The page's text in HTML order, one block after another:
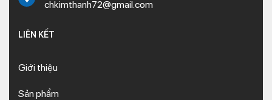
chkimthanh72@gmail.com
LIÊN KẾT
Giới thiệu
Sản phẩm